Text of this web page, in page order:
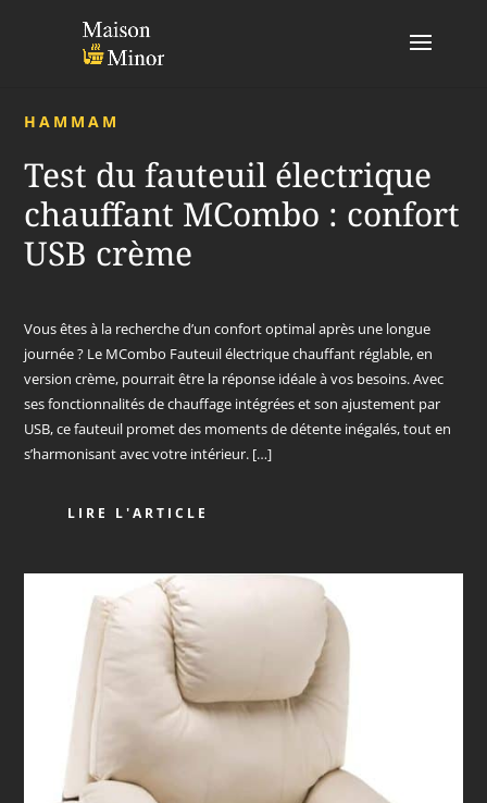
HAMMAM
Test du fauteuil électrique
chauffant MCombo : confort
USB crème
Vous êtes à la recherche d’un confort optimal après une longue
journée ? Le MCombo Fauteuil électrique chauffant réglable, en
version crème, pourrait être la réponse idéale à vos besoins. Avec
ses fonctionnalités de chauffage intégrées et son ajustement par
USB, ce fauteuil promet des moments de détente inégalés, tout en
s’harmonisant avec votre intérieur. […]
LIRE L'ARTICLE